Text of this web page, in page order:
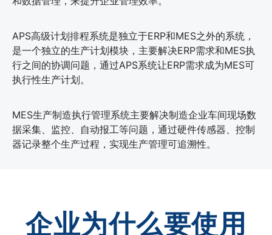
APS高级计划排程系统是独立于ERP和MES之外的系统，
是一个独立的生产计划模块，主要解决ERP需求和MES执
行之间的协调问题，通过APS系统让ERP需求成为MES可
执行性生产计划。
MES生产制造执行管理系统主要解决制造企业车间现场数
据采集、监控、自动报工等问题，通过硬件传感器、控制
器记录整个生产过程，实现生产管理可追溯性。
企业为什么要使用